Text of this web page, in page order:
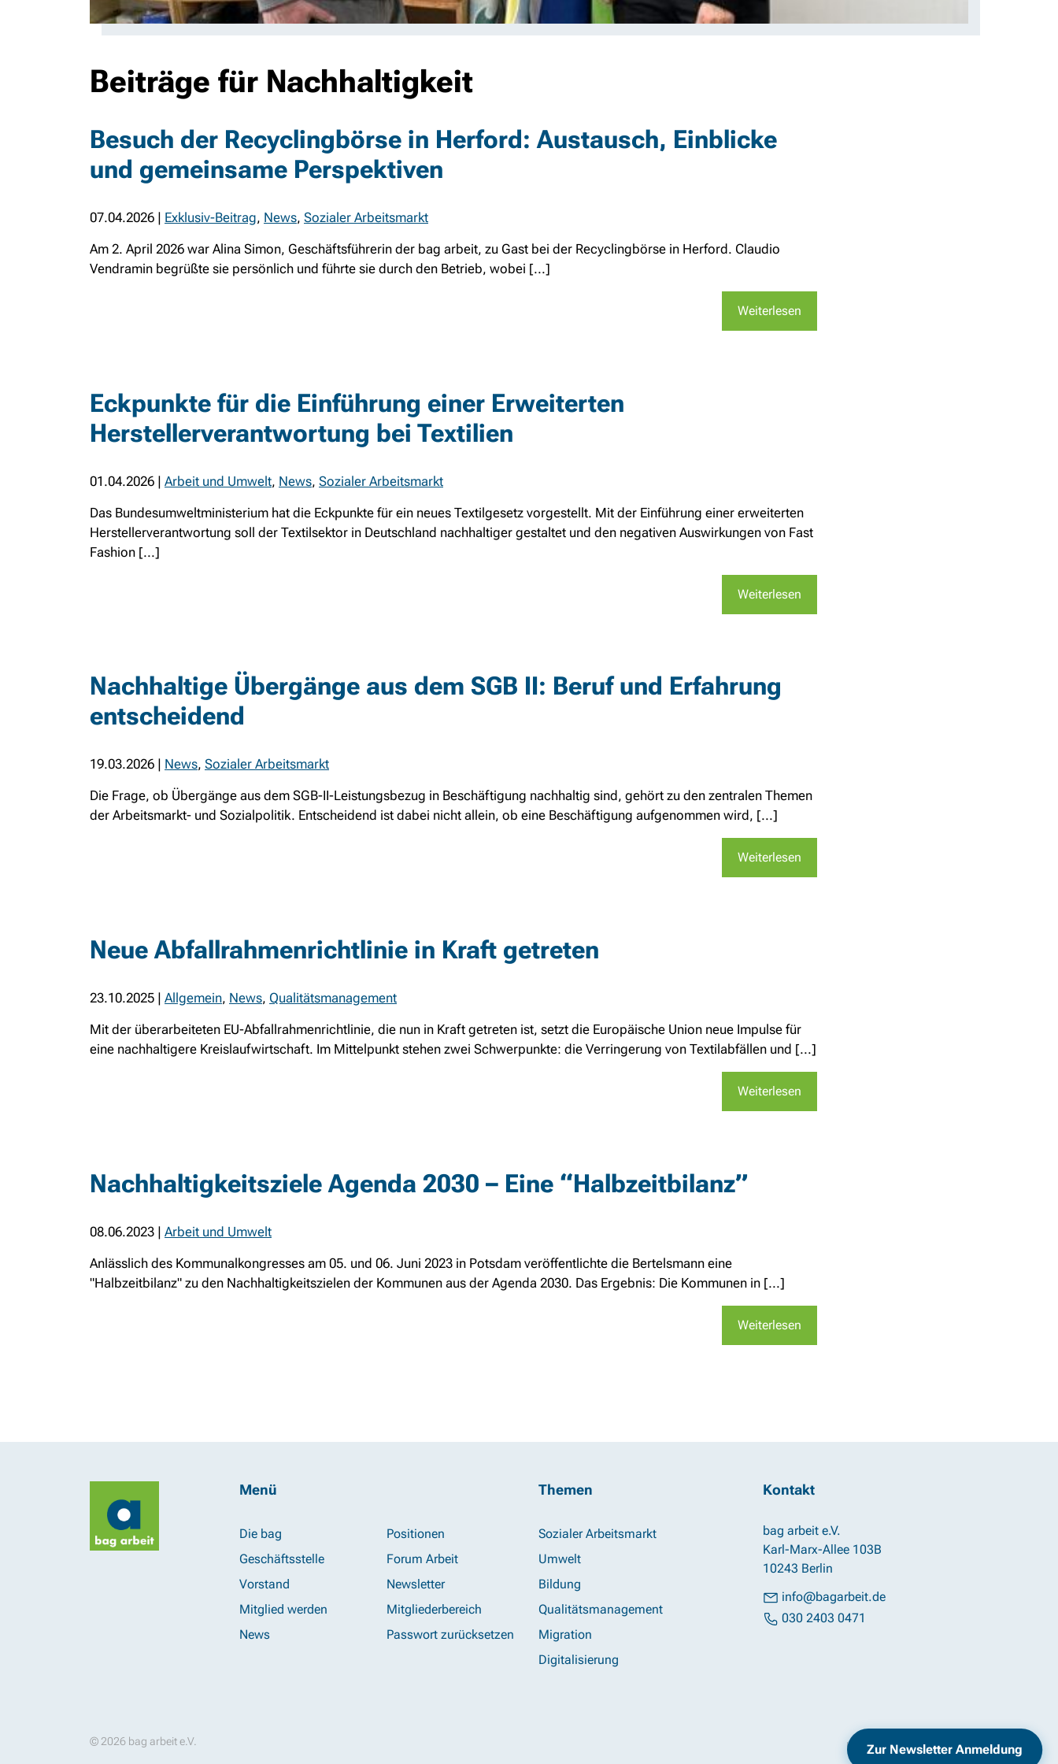
Beiträge für Nachhaltigkeit
Besuch der Recyclingbörse in Herford: Austausch, Einblicke
und gemeinsame Perspektiven
07.04.2026 | Exklusiv-Beitrag, News, Sozialer Arbeitsmarkt
Am 2. April 2026 war Alina Simon, Geschäftsführerin der bag arbeit, zu Gast bei der Recyclingbörse in Herford. Claudio
Vendramin begrüßte sie persönlich und führte sie durch den Betrieb, wobei [...]
Weiterlesen
Eckpunkte für die Einführung einer Erweiterten
Herstellerverantwortung bei Textilien
01.04.2026 | Arbeit und Umwelt, News, Sozialer Arbeitsmarkt
Das Bundesumweltministerium hat die Eckpunkte für ein neues Textilgesetz vorgestellt. Mit der Einführung einer erweiterten
Herstellerverantwortung soll der Textilsektor in Deutschland nachhaltiger gestaltet und den negativen Auswirkungen von Fast
Fashion [...]
Weiterlesen
Nachhaltige Übergänge aus dem SGB II: Beruf und Erfahrung
entscheidend
19.03.2026 | News, Sozialer Arbeitsmarkt
Die Frage, ob Übergänge aus dem SGB-II-Leistungsbezug in Beschäftigung nachhaltig sind, gehört zu den zentralen Themen
der Arbeitsmarkt- und Sozialpolitik. Entscheidend ist dabei nicht allein, ob eine Beschäftigung aufgenommen wird, [...]
Weiterlesen
Neue Abfallrahmenrichtlinie in Kraft getreten
23.10.2025 | Allgemein, News, Qualitätsmanagement
Mit der überarbeiteten EU-Abfallrahmenrichtlinie, die nun in Kraft getreten ist, setzt die Europäische Union neue Impulse für
eine nachhaltigere Kreislaufwirtschaft. Im Mittelpunkt stehen zwei Schwerpunkte: die Verringerung von Textilabfällen und [...]
Weiterlesen
Nachhaltigkeitsziele Agenda 2030 – Eine “Halbzeitbilanz”
08.06.2023 | Arbeit und Umwelt
Anlässlich des Kommunalkongresses am 05. und 06. Juni 2023 in Potsdam veröffentlichte die Bertelsmann eine
"Halbzeitbilanz" zu den Nachhaltigkeitszielen der Kommunen aus der Agenda 2030. Das Ergebnis: Die Kommunen in [...]
Weiterlesen
Menü
Die bag
Geschäftsstelle
Vorstand
Mitglied werden
News
Positionen
Forum Arbeit
Newsletter
Mitgliederbereich
Passwort zurücksetzen
Themen
Sozialer Arbeitsmarkt
Umwelt
Bildung
Qualitätsmanagement
Migration
Digitalisierung
Kontakt
bag arbeit e.V.
Karl-Marx-Allee 103B
10243 Berlin
info@bagarbeit.de
030 2403 0471
© 2026 bag arbeit e.V. Impressum Datenschutz
Zur Newsletter Anmeldung